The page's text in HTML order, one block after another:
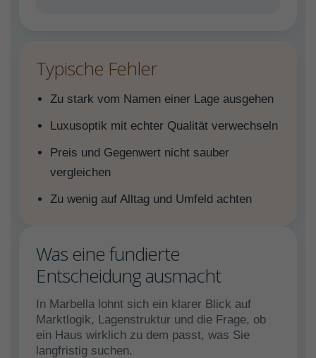
Typische Fehler
Zu stark vom Namen einer Lage ausgehen
Luxusoptik mit echter Qualität verwechseln
Preis und Gegenwert nicht sauber
vergleichen
Zu wenig auf Alltag und Umfeld achten
Was eine fundierte
Entscheidung ausmacht
In Marbella lohnt sich ein klarer Blick auf
Marktlogik, Lagenstruktur und die Frage, ob
ein Haus wirklich zu dem passt, was Sie
langfristig suchen.